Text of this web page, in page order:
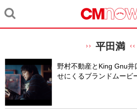
平田満
野村不動産とKing Gnu
せにくるブランドムービ